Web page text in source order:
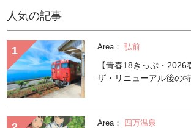
人気の記事
Area： 弘前
【青春18きっぷ・
ザ・リニューアル後の
Area： 四万温泉